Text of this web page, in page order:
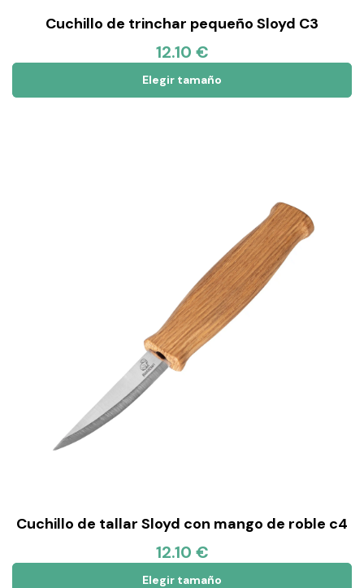
Cuchillo de trinchar pequeño Sloyd C3
12.10 €
Elegir tamaño
Cuchillo de tallar Sloyd con mango de roble c4
12.10 €
Elegir tamaño